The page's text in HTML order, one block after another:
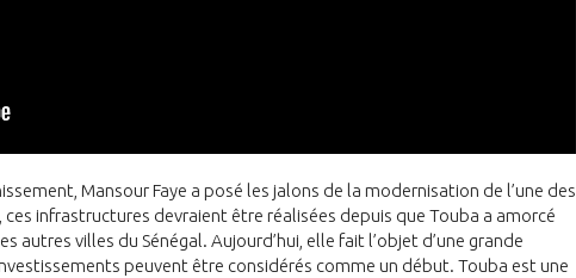
Mansour Faye a posé les jalons de la modernisation de l’une des
infrastructures devraient être réalisées depuis que Touba a amorcé
autres villes du Sénégal. Aujourd’hui, elle fait l’objet d’une grande
peuvent être considérés comme un début. Touba est une